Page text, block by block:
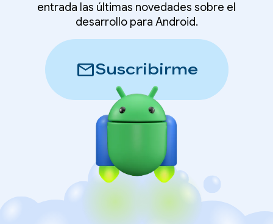
entrada las últimas novedades sobre el
desarrollo para Android.
mailSuscribirme